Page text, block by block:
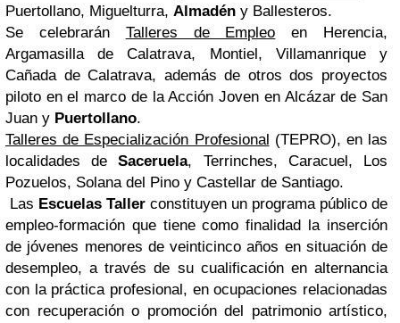
Puertollano, Miguelturra, Almadén y Ballesteros.
Se celebrarán Talleres de Empleo en Herencia,
Argamasilla de Calatrava, Montiel, Villamanrique y
Cañada de Calatrava, además de otros dos proyectos
piloto en el marco de la Acción Joven en Alcázar de San
Juan y Puertollano.
Talleres de Especialización Profesional (TEPRO), en las
localidades deSaceruela, Terrinches, Caracuel, Los
Pozuelos, Solana del Pino y Castellar de Santiago.
Las Escuelas Taller constituyen un programa público de
empleo-formación que tiene como finalidad la inserción
de jóvenes menores de veinticinco años en situación de
desempleo, a través de su cualificación en alternancia
con la práctica profesional, en ocupaciones relacionadas
con recuperación o promoción del patrimonio artístico,